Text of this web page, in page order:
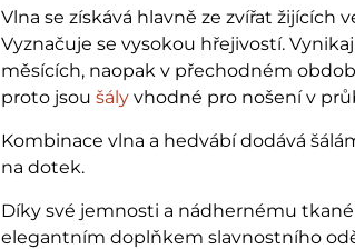
Vlna se získává hlavně ze zvířat žijících
Vyznačuje se vysokou hřejivostí.
měsících, naopak v přechodném
proto jsoušály vhodné pro nošení v
Kombinace vlna a hedvábí dodává
na dotek.
Díky své jemnosti a nádhernému
elegantním doplňkem slavnostního